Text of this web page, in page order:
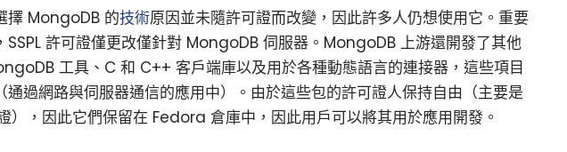
擇 MongoDB 的技術原因並未隨許可證而改變，因此許多人仍想使用它。重要
SSPL 許可證僅更改僅針對 MongoDB 伺服器。MongoDB 上游還開發了其他
工具、C 和 C++ 客戶端庫以及用於各種動態語言的連接器，這些項目
通過網路與伺服器通信的應用中）。由於這些包的許可證人保持自由（主要是
，因此它們保留在 Fedora 倉庫中，因此用戶可以將其用於應用開發。